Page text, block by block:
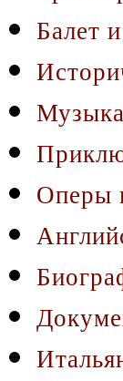
Балет
Оперы